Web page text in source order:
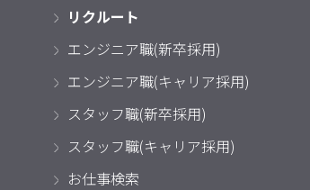
リクルート
エンジニア職(新卒採用)
エンジニア職(キャリア採用)
スタッフ職(新卒採用)
スタッフ職(キャリア採用)
お仕事検索